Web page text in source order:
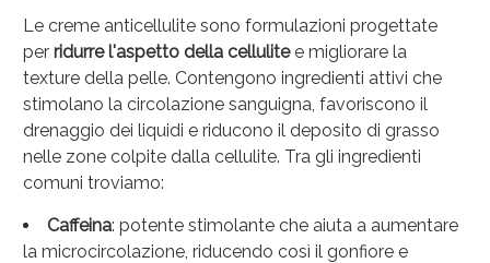
Le creme anticellulite sono formulazioni progettate
per ridurre l'aspetto della cellulitee migliorare la
texture della pelle. Contengono ingredienti attivi che
stimolano la circolazione sanguigna, favoriscono il
drenaggio dei liquidi e riducono il deposito di grasso
nelle zone colpite dalla cellulite. Tra gli ingredienti
comuni troviamo:
Caffeina: potente stimolante che aiuta a aumentare
la microcircolazione, riducendo così il gonfiore e
Benessere Intestinale: Sconto fino al 55% valido
oggi!